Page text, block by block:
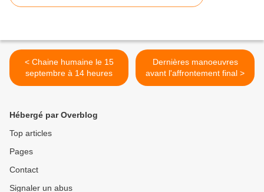
< Chaine humaine le 15
septembre à 14 heures
Dernières manoeuvres
avant l'affrontement final >
Hébergé par Overblog
Top articles
Pages
Contact
Signaler un abus